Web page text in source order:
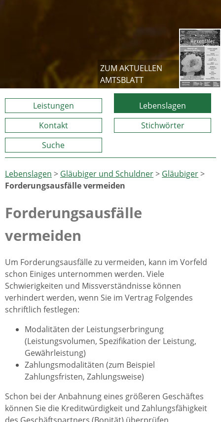
ZUM AKTUELLEN
AMTSBLATT
Leistungen
Lebenslagen
Kontakt
Stichwörter
Suche
Lebenslagen > Gläubiger und Schuldner> Gläubiger>
Forderungsausfälle vermeiden
Forderungsausfälle
vermeiden
Um Forderungsausfälle zu vermeiden, kann im Vorfeld
schon Einiges unternommen werden. Viele
Schwierigkeiten und Missverständnisse können
verhindert werden, wenn Sie im Vertrag Folgendes
schriftlich festlegen:
Modalitäten der Leistungserbringung
(Leistungsvolumen, Spezifikation der Leistung,
Gewährleistung)
Zahlungsmodalitäten (zum Beispiel
Zahlungsfristen, Zahlungsweise)
Schon bei der Anbahnung eines größeren Geschäftes
können Sie die Kreditwürdigkeit und Zahlungsfähigkeit